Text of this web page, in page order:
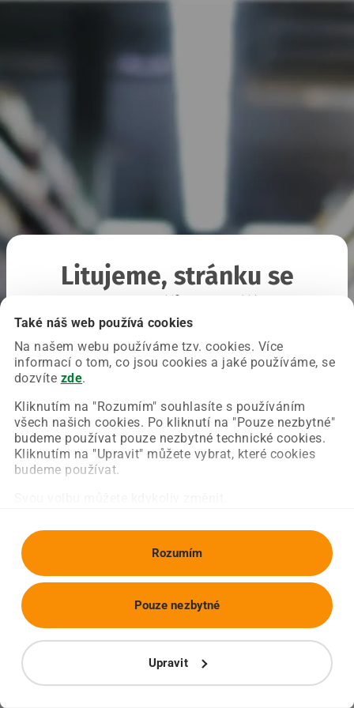
Také náš web používá cookies
Na našem webu používáme tzv. cookies. Více
informací o tom, co jsou cookies a jaké používáme, se
dozvíte zde.
Kliknutím na "Rozumím" souhlasíte s používáním
všech našich cookies. Po kliknutí na "Pouze nezbytné"
budeme používat pouze nezbytné technické cookies.
Kliknutím na "Upravit" můžete vybrat, které cookies
budeme používat.
Rozumím
Upravit
Pouze nezbytné
Litujeme, stránku se
Chyba nastala na naší straně a už ji opravujeme.
Zkuste prosím znovu načíst požadovanou stránku.
Obnovit stránku Úvodní strana